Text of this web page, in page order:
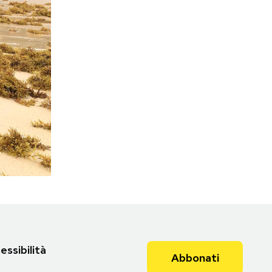
Abbonati